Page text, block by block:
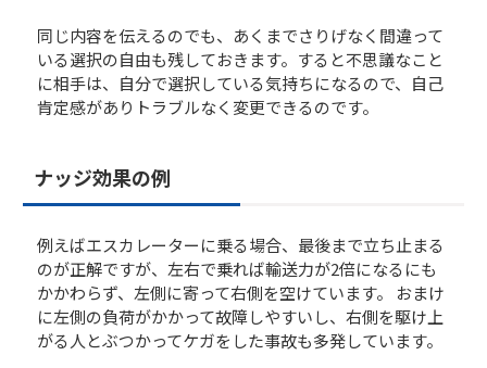
同じ内容を伝えるのでも、あくまでさりげなく間違って
いる選択の自由も残しておきます。すると不思議なこと
に相手は、自分で選択している気持ちになるので、自己
肯定感がありトラブルなく変更できるのです。
ナッジ効果の例
例えばエスカレーターに乗る場合、最後まで立ち止まる
のが正解ですが、左右で乗れば輸送力が2倍になるにも
かかわらず、左側に寄って右側を空けています。 おまけ
に左側の負荷がかかって故障しやすいし、右側を駆け上
がる人とぶつかってケガをした事故も多発しています。